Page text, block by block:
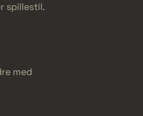
spillestil.
med